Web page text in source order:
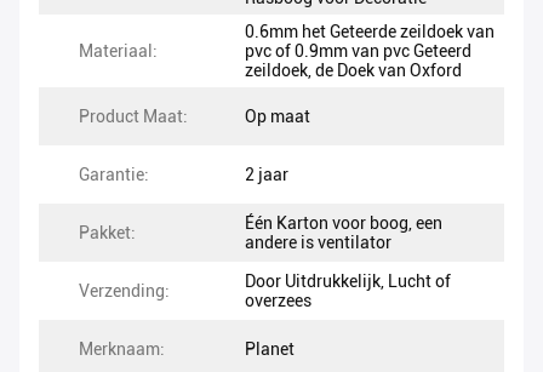
Materiaal:
0.6mm het Geteerde zeildoek van
pvc of 0.9mm van pvc Geteerd
zeildoek, de Doek van Oxford
Product Maat: Op maat
Garantie: 2 jaar
Pakket:
Één Karton voor boog, een
andere is ventilator
Verzending:
Door Uitdrukkelijk, Lucht of
overzees
Merknaam: Planet